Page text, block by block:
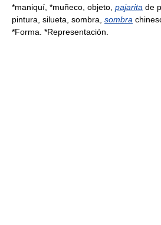
*maniquí, *muñeco, objeto, pajarita de
pintura, silueta, sombra, sombra
*Forma. *Representación.